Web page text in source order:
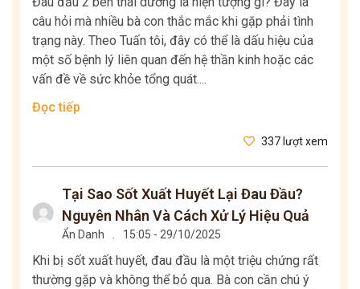
câu hỏi mà nhiều bà con thắc mắc khi gặp phải tình
trạng này. Theo Tuấn tôi, đây có thể là dấu hiệu của
một số bệnh lý liên quan đến hệ thần kinh hoặc các
vấn đề về sức khỏe tổng quát....
Đọc tiếp
337 lượt xem
Tại Sao Sốt Xuất Huyết Lại Đau Đầu?
Nguyên Nhân Và Cách Xử Lý Hiệu Quả
Ẩn Danh 15:05 - 29/10/2025
Khi bị sốt xuất huyết, đau đầu là một triệu chứng rất
thường gặp và không thể bỏ qua. Bà con cần chú ý